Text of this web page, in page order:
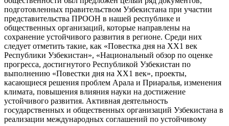
подготовленных правительством Узбекистана при участии
представительства ПРООН в нашей республике и
общественных организаций, которые направлены на
сохранение устойчивого развития в регионе. Среди них
следует отметить такие, как «Повестка дня на ХХ1 век
Республики Узбекистан», «Национальный обзор по оценке
прогресса, достигнутого Республикой Узбекистан по
выполнению «Повестки дня на ХХ1 век», проекты,
касающиеся решения проблем Арала и Приаралья, изменения
климата, повышения влияния науки на достижение
устойчивого развития. Активная деятельность
государственных и общественных организаций Узбекистана в
реализации международных соглашений по устойчивому